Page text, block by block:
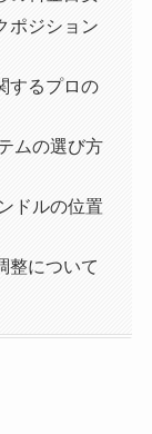
ポジション
するプロの
ムの選び方
ドルの位置
整について